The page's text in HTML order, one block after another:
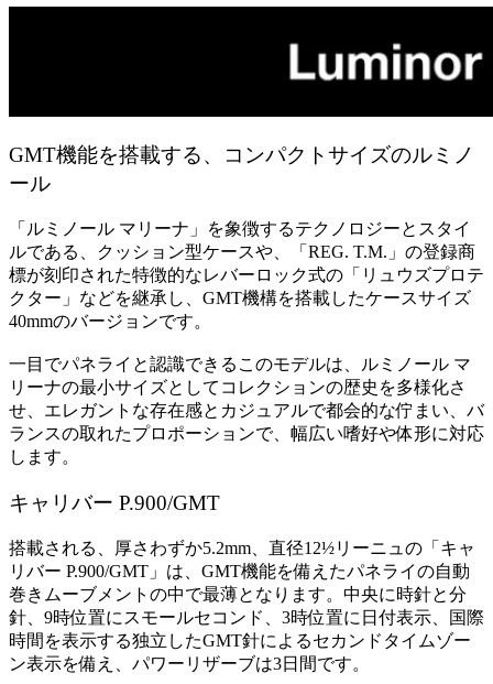
GMT機能を搭載する、コンパクトサイズのルミノ
ール
「ルミノール マリーナ」を象徴するテクノロジーとスタイ
ルである、クッション型ケースや、「REG. T.M.」の登録商
標が刻印された特徴的なレバーロック式の「リュウズプロテ
クター」などを継承し、GMT機構を搭載したケースサイズ
40mmのバージョンです。
一目でパネライと認識できるこのモデルは、ルミノール マ
リーナの最小サイズとしてコレクションの歴史を多様化さ
せ、エレガントな存在感とカジュアルで都会的な佇まい、バ
ランスの取れたプロポーションで、幅広い嗜好や体形に対応
します。
キャリバー P.900/GMT
搭載される、厚さわずか5.2mm、直径12½リーニュの「キャ
リバー P.900/GMT」は、GMT機能を備えたパネライの自動
巻きムーブメントの中で最薄となります。中央に時針と分
針、9時位置にスモールセコンド、3時位置に日付表示、国際
時間を表示する独立したGMT針によるセカンドタイムゾー
ン表示を備え、パワーリザーブは3日間です。